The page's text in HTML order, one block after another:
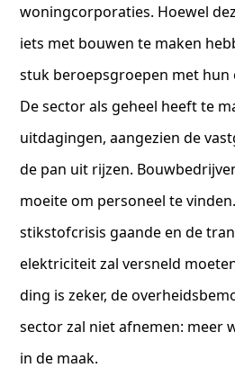
woningcorporaties. Hoewel
iets met bouwen te maken
stuk beroepsgroepen met hun
De sector als geheel heeft te
uitdagingen, aangezien de
de pan uit rijzen.
moeite om personeel te
stikstofcrisis gaande en de
elektriciteit zal versneld
ding is zeker, de
sector zal niet afnemen: meer
in de maak.